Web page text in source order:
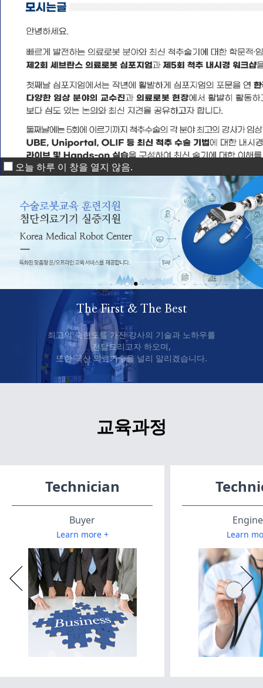
오늘 하루 이 창을 열지 않음.
The First & The Best
최고의 숙련도를 가진 강사의 기술과 노하우를
전달드리고자 하오며,
또한 국산 의료기술을 널리 알리겠습니다.
교육과정
Technician
Buyer
Learn more + Learn